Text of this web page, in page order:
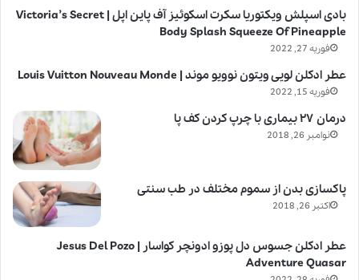
بادی اسپلش ویکتوریا سکرت اسکوئیز آف پاین اپل | Victoria’s Secret
Body Splash Squeeze Of Pineapple
فوریه 27, 2022
عطر ادکلن لویی ویتون نوویو موند | Louis Vuitton Nouveau Monde
فوریه 15, 2022
درمان ۲۷ بیماری با چرپ کردن کف پا
نوامبر 26, 2018
پاکسازی بدن از سموم مختلف در طب سنتی
اکتبر 26, 2018
عطر ادکلن جسوس دل پوزو ادونچر کواسار | Jesus Del Pozo
Adventure Quasar